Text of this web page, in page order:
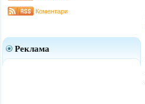
Коментари
Реклама